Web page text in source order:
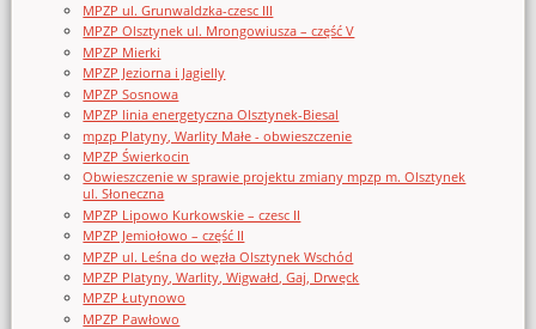
MPZP ul. Grunwaldzka-czesc III
MPZP Olsztynek ul. Mrongowiusza – część V
MPZP Mierki
MPZP Jeziorna i Jagielly
MPZP Sosnowa
MPZP linia energetyczna Olsztynek-Biesal
mpzp Platyny, Warlity Małe - obwieszczenie
MPZP Świerkocin
Obwieszczenie w sprawie projektu zmiany mpzp m. Olsztynek
ul. Słoneczna
MPZP Lipowo Kurkowskie – czesc II
MPZP Jemiołowo – część II
MPZP ul. Leśna do węzła Olsztynek Wschód
MPZP Platyny, Warlity, Wigwałd, Gaj, Drwęck
MPZP Łutynowo
MPZP Pawłowo